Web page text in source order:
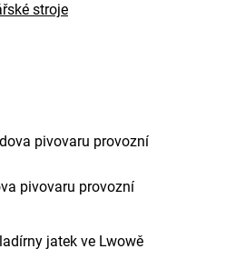
stroje
pivovaru provozní